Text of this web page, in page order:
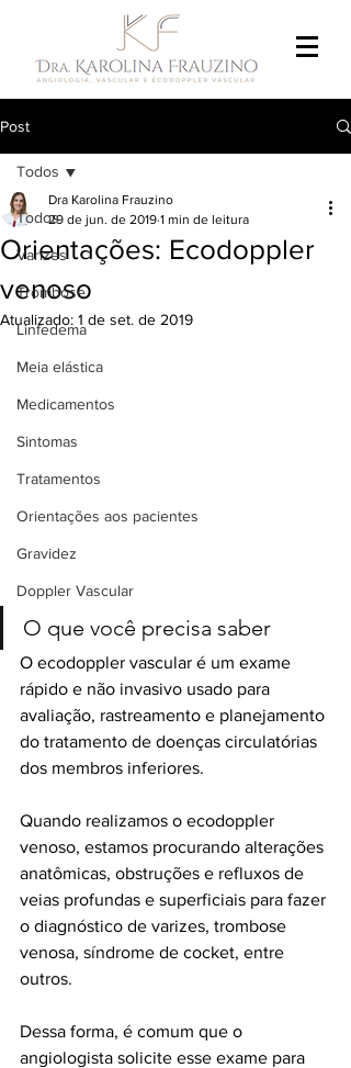
Post
Todos
Varizes
Trombose
Linfedema
Meia elástica
Medicamentos
Sintomas
Tratamentos
Orientações aos pacientes
Gravidez
Doppler Vascular
Todos
Orientações: Ecodoppler
venoso
Dra Karolina Frauzino
29 de jun. de 2019 1 min de leitura
Atualizado: 1 de set. de 2019
O que você precisa saber
O ecodoppler vascular é um exame
rápido e não invasivo usado para
avaliação, rastreamento e planejamento
do tratamento de doenças circulatórias
dos membros inferiores.
Quando realizamos o ecodoppler
venoso, estamos procurando alterações
anatômicas, obstruções e refluxos de
veias profundas e superficiais para fazer
o diagnóstico de varizes, trombose
venosa, síndrome de cocket, entre
outros.
Dessa forma, é comum que o
angiologista solicite esse exame para